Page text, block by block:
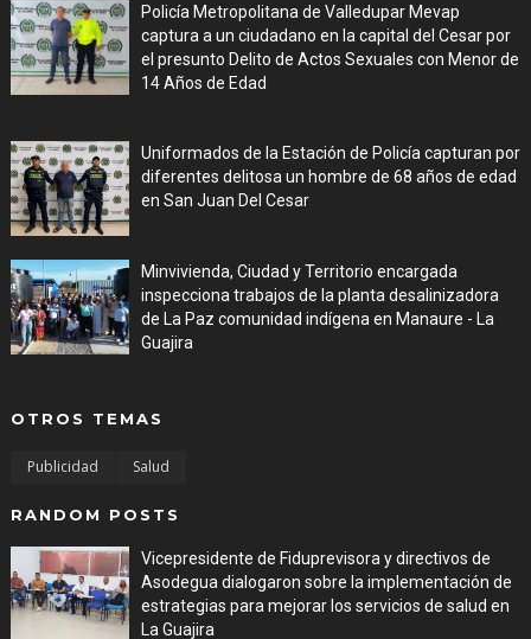
Policía Metropolitana de Valledupar Mevap
captura a un ciudadano en la capital del Cesar por
el presunto Delito de Actos Sexuales con Menor de
14 Años de Edad
Uniformados de la Estación de Policía capturan por
diferentes delitosa un hombre de 68 años de edad
en San Juan Del Cesar
Minvivienda, Ciudad y Territorio encargada
inspecciona trabajos de la planta desalinizadora
de La Paz comunidad indígena en Manaure - La
Guajira
OTROS TEMAS
Publicidad Salud
RANDOM POSTS
Vicepresidente de Fiduprevisora y directivos de
Asodegua dialogaron sobre la implementación de
estrategias para mejorar los servicios de salud en
La Guajira